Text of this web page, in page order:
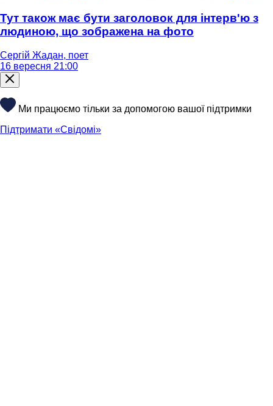
Тут також має бути заголовок для інтерв'ю з
людиною, що зображена на фото
Сергій Жадан, поет
16 вересня 21:00
Ми працюємо тільки за допомогою вашої підтримки
Підтримати «Свідомі»